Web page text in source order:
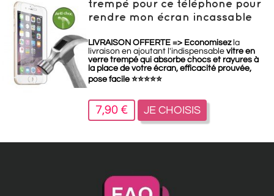
trempé pour ce téléphone pour
rendre mon écran incassable
LIVRAISON OFFERTE => Economisezla
livraison en ajoutant l'indispensable vitre en
verre trempé qui absorbe chocs et rayures à
la place de votre écran, efficacité prouvée,
pose facile ⭐⭐⭐⭐⭐
7,90 € JE CHOISIS